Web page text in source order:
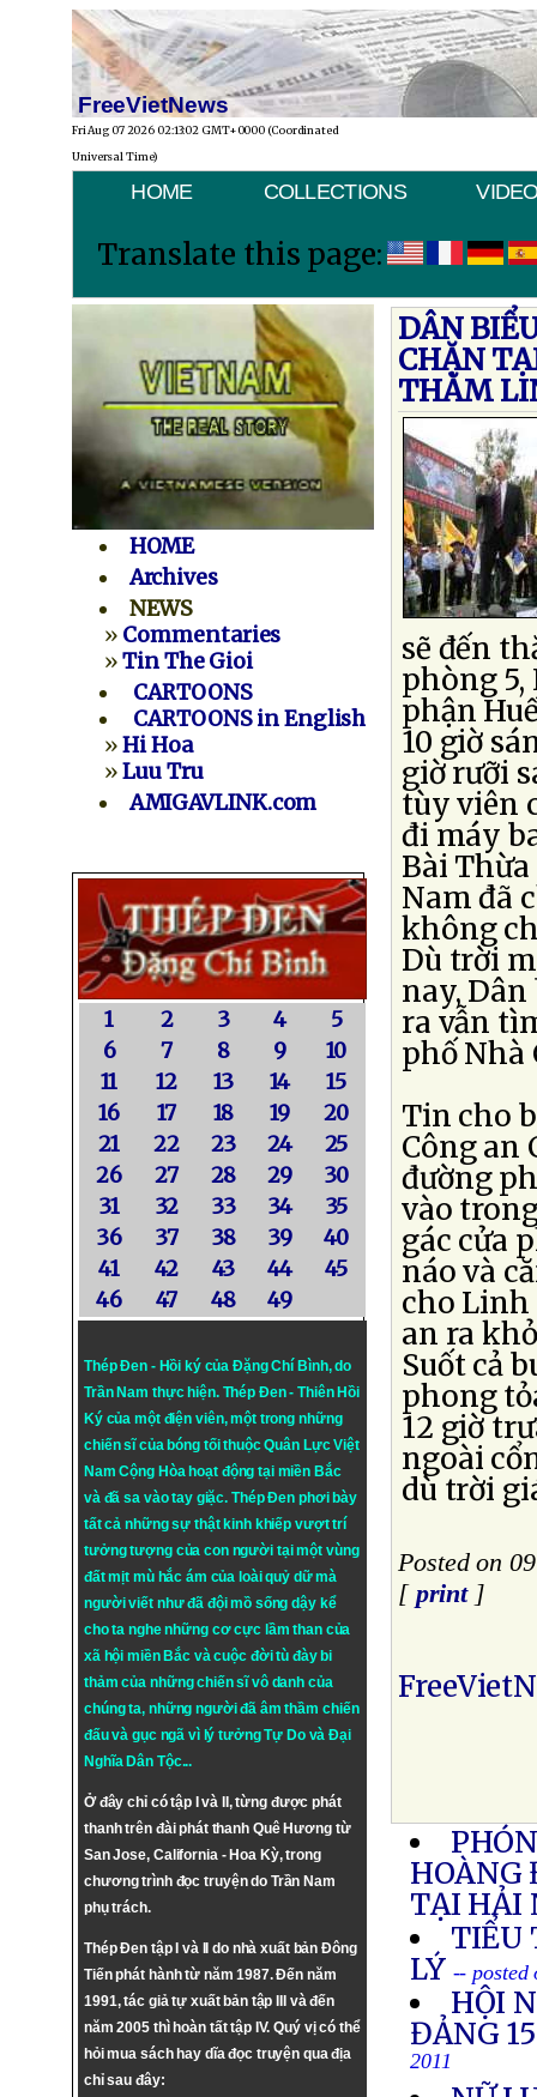
FreeVietNews
Fri Aug 07 2026 02:13:02 GMT+0000 (Coordinated
Universal Time)
HOME COLLECTIONS
Translate this page:
HOME
Archives
NEWS
» Commentaries
»Tin The Gioi
CARTOONS
CARTOONS in English
»Hi Hoa
»Luu Tru
AMIGAVLINK.com
1 2 3 4
5
6
7 8 9
10
11
12 13 14
15
16
17 18 19
20
21
22 23 24
25
26
27 28 29
30
31
32 33 34
35
36
37 38 39
40
41
42 43 44
45
46
47 48 49
Thép Đen - Hồi ký của Đặng Chí Bình, do
Trần Nam thực hiện. Thép Đen- Thiên Hồi
Ký của một điện viên, một trong những
chiến sĩ của bóng tối thuộc Quân Lực Việt
Nam Cộng Hòa hoạt động tại miền Bắc
và đã sa vào tay giặc. Thép Đen phơi bày
tất cả những sự thật kinh khiếp vượt trí
tưởng tượng của con người tại một vùng
đất mịt mù hắc ám của loài quỷ dữ mà
người viết như đã đội mồ sống dậy kể
cho ta nghe những cơ cực lầm than của
xã hội miền Bắc và cuộc đời tù đày bi
thảm của những chiến sĩ vô danh của
chúng ta, những người đã âm thầm chiến
đấu và gục ngã vì lý tưởngTự DovàĐại
Nghĩa Dân Tộc...
Ở đây chỉ có tập I và II, từng được phát
thanh trên đài phát thanh Quê Hương từ
San Jose, California - Hoa Kỳ, trong
chương trình đọc truyện do Trần Nam
phụ trách.
Thép Đen tập I và II do nhà xuất bản Đông
Tiến phát hành từ năm 1987. Đến năm
1991, tác giả tự xuất bản tập III và đến
năm 2005 thì hoàn tất tập IV. Quý vị có thể
hỏi mua sách hay dĩa đọc truyện qua địa
chỉ sau đây:
DÂN
CHẶN
THĂM
sẽ đến
phòng 5,
phận
10 giờ
giờ rưỡi
tùy viên
đi máy
Bài
Nam đã
không
Dù trời
nay,
ra vẫn
phố Nhà
Tin cho
Công an
đường
vào
gác cửa
náo và
cho Linh
an ra
Suốt cả
phong
12 giờ
ngoài
dù trời
Posted on
[ print]
HOÀNG
TẠI HẢI
TIỂU
LÝ -- posted
HỘI
ĐẢNG
2011